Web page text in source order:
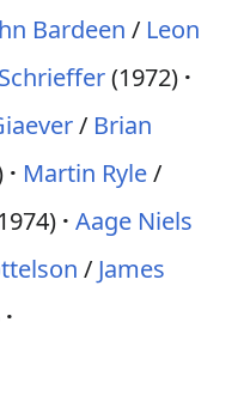
Bardeen / Leon
(1972)
/ Brian
Martin Ryle/
Aage Niels
/ James